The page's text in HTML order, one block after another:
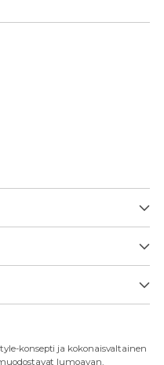
konsepti ja kokonaisvaltainen
lumoavan,